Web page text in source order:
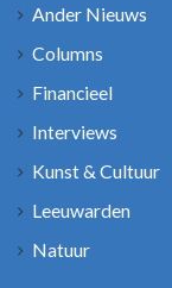
Ander Nieuws
Columns
Financieel
Interviews
Kunst & Cultuur
Leeuwarden
Natuur